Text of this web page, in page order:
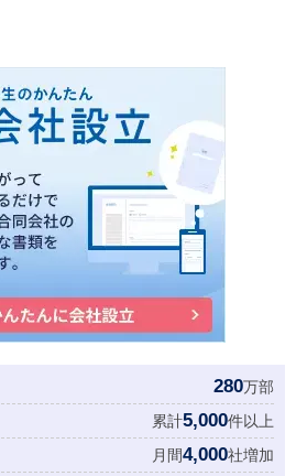
280万部
累計5,000件以上
月間4,000社増加